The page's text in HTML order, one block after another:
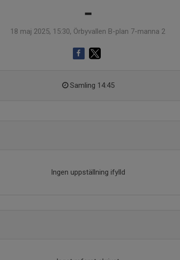
-
18 maj 2025, 15:30, Örbyvallen B-plan 7-manna 2
Samling 14:45
Ingen uppställning ifylld